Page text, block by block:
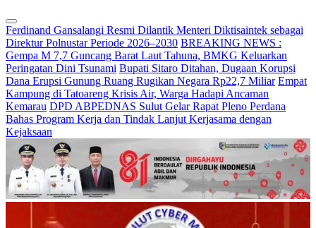
Ferdinand Gansalangi Resmi Dilantik Menteri Diktisaintek sebagai
Direktur Polnustar Periode 2026–2030 BREAKING NEWS :
Gempa M 7,7 Guncang Barat Laut Tahuna, BMKG Keluarkan
Peringatan Dini Tsunami Bupati Sitaro Ditahan, Dugaan Korupsi
Dana Erupsi Gunung Ruang Rugikan Negara Rp22,7 Miliar Empat
Kampung di Tatoareng Krisis Air, Warga Hadapi Ancaman
Kemarau DPD ABPEDNAS Sulut Gelar Rapat Pleno Perdana
Bahas Program Kerja dan Tindak Lanjut Kerjasama dengan
Kejaksaan